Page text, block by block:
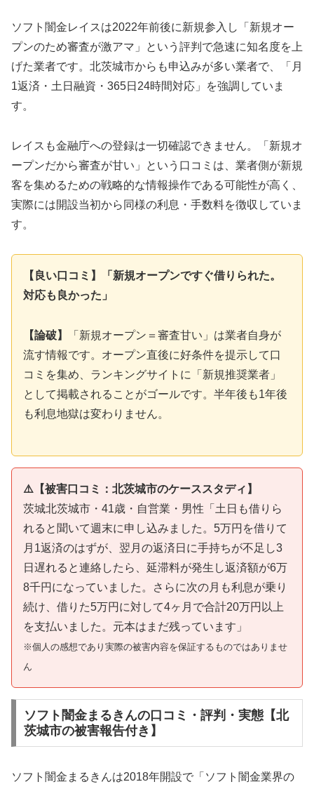
ソフト闇金レイスは2022年前後に新規参入し「新規オー
プンのため審査が激アマ」という評判で急速に知名度を上
げた業者です。北茨城市からも申込みが多い業者で、「月
1返済・土日融資・365日24時間対応」を強調していま
す。
レイスも金融庁への登録は一切確認できません。「新規オ
ープンだから審査が甘い」という口コミは、業者側が新規
客を集めるための戦略的な情報操作である可能性が高く、
実際には開設当初から同様の利息・手数料を徴収していま
す。
【良い口コミ】「新規オープンですぐ借りられた。
対応も良かった」
【論破】
「新規オープン＝審査甘い」は業者自身が
流す情報です。オープン直後に好条件を提示して口
コミを集め、ランキングサイトに「新規推奨業者」
として掲載されることがゴールです。半年後も1年後
も利息地獄は変わりません。
⚠️【被害口コミ：北茨城市のケーススタディ】
茨城北茨城市・41歳・自営業・男性「土日も借りら
れると聞いて週末に申し込みました。5万円を借りて
月1返済のはずが、翌月の返済日に手持ちが不足し3
日遅れると連絡したら、延滞料が発生し返済額が6万
8千円になっていました。さらに次の月も利息が乗り
続け、借りた5万円に対して4ヶ月で合計20万円以上
を支払いました。元本はまだ残っています」
※個人の感想であり実際の被害内容を保証するものではありませ
ん
ソフト闇金まるきんの口コミ・評判・実態【北
茨城市の被害報告付き】
ソフト闇金まるきんは2018年開設で「ソフト闇金業界の